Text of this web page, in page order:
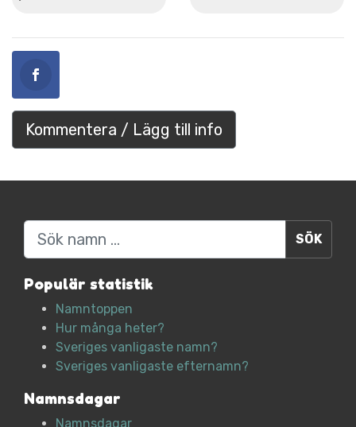
Kommentera / Lägg till info
Sök
Populär statistik
Namntoppen
Hur många heter?
Sveriges vanligaste namn?
Sveriges vanligaste efternamn?
Namnsdagar
Namnsdagar